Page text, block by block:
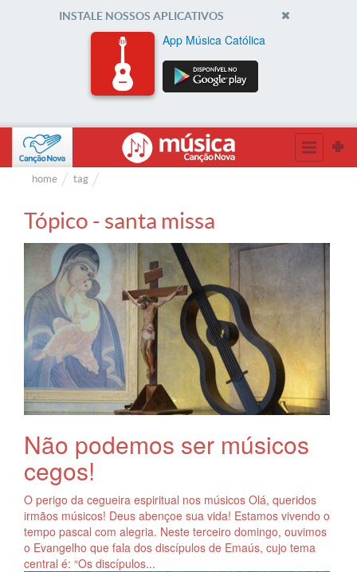
INSTALE NOSSOS APLICATIVOS
App Música Católica
home tag
Tópico - santa missa
Não podemos ser músicos
cegos!
O perigo da cegueira espiritual nos músicos Olá, queridos
irmãos músicos! Deus abençoe sua vida! Estamos vivendo o
tempo pascal com alegria. Neste terceiro domingo, ouvimos
o Evangelho que fala dos discípulos de Emaús, cujo tema
central é: “Os discípulos...